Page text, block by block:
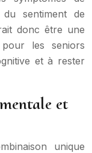
du sentiment de
donc être une
pour les seniors
et à rester
et
unique